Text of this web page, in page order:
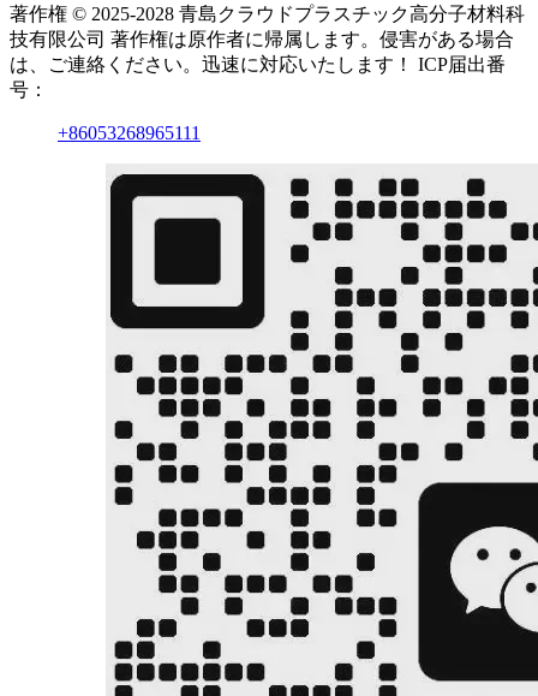
著作権 © 2025-2028 青島クラウドプラスチック高分子材料科
技有限公司 著作権は原作者に帰属します。侵害がある場合
は、ご連絡ください。迅速に対応いたします！ ICP届出番
号：
+86053268965111